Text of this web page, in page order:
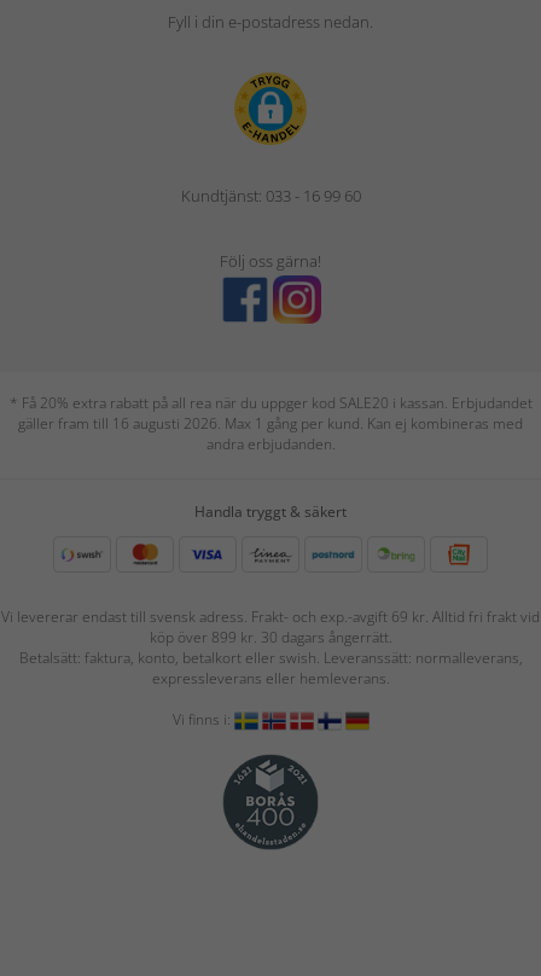
Fyll i din e-postadress nedan.
Kundtjänst: 033 - 16 99 60
Följ oss gärna!
* Få 20% extra rabatt på all rea när du uppger kod SALE20 i kassan. Erbjudandet
gäller fram till 16 augusti 2026. Max 1 gång per kund. Kan ej kombineras med
andra erbjudanden.
Handla tryggt & säkert
Vi levererar endast till svensk adress. Frakt- och exp.-avgift 69 kr. Alltid fri frakt vid
köp över 899 kr. 30 dagars ångerrätt.
Betalsätt: faktura, konto, betalkort eller swish. Leveranssätt: normalleverans,
expressleverans eller hemleverans.
Vi finns i: